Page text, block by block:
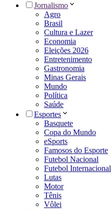
Jornalismo
Agro
Brasil
Cultura e Lazer
Economia
Eleições 2026
Entretenimento
Gastronomia
Minas Gerais
Mundo
Política
Saúde
Esportes
Basquete
Copa do Mundo
eSports
Famosos do Esporte
Futebol Nacional
Futebol Internacional
Lutas
Motor
Tênis
Vôlei